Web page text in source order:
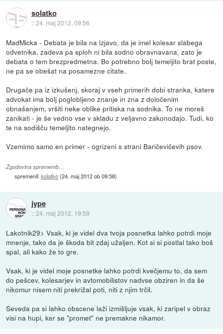
solatko
::24. maj 2012, 09:56
MadMicka - Debata je bila na izjavo, da je imel kolesar slabega
odvetnika, zadeva pa sploh ni bila sodno obravnavana, zato je
debata o tem brezpredmetna. Bo potrebno bolj temeljito brat poste,
ne pa se obešat na posamezne citate.
Drugače pa iz izkušenj, skoraj v vseh primerih dobi stranka, katere
advokat ima bolj poglobljeno znanje in zna z določenim
obnašanjem, vršiti neke oblike pritiska na sodnika. To ne moreš
zanikati - je še vedno vse v skladu z veljavno zakonodajo. Tudi, ko
te na sodišču temeljito nategnejo.
Vzemimo samo en primer - ogrizeni s strani Baričevičevih psov.
Zgodovina sprememb…
spremenil:solatko(24. maj 2012 ob 09:58)
jype
::24. maj 2012, 19:59
Lakotnik29> Vsak, ki je videl dva tvoja posnetka lahko potrdi moje
mnenje, tako da je škoda bit zdaj užaljen. Kot si si postlal tako boš
spal, ali kako že to gre.
Vsak, ki je videl moje posnetke lahko potrdi kvečjemu to, da sem
do pešcev, kolesarjev in avtomobilistov nadvse obziren in da še
nikomur nisem niti prekrižal poti, niti z njim trčil.
Seveda pa si lahko obscene laži izmišljuje vsak, ki zaripel v obraz
visi na hupi, ker se "promet" ne premakne nikamor.